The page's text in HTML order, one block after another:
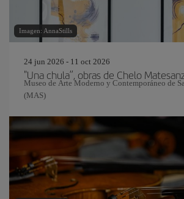
Imagen: AnnaStills
24 jun 2026 - 11 oct 2026
"Una chula”, obras de Chelo
Museo de Arte Moderno y Contemporáneo de
(MAS)